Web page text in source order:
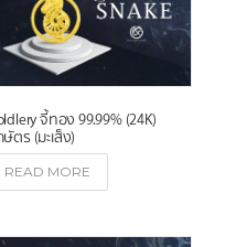
จี้ทอง 99.99% (24K)
ตร (มะเส็ง)
READ MORE